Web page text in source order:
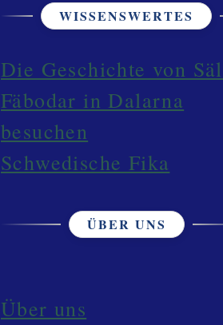
WISSENSWERTES
Die Geschichte von
Fäbodar in Dalarna
besuchen
Schwedische Fika
ÜBER UNS
Über uns